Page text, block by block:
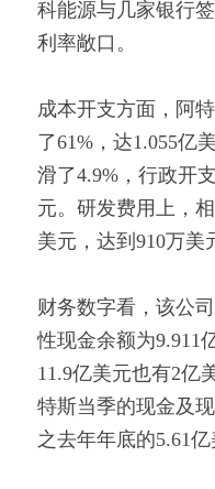
科能源与几家银行
利率敞口。
成本开支方面，阿
了61%，达1.055亿
滑了4.9%，行政开
元。研发费用上，
美元，达到910万美
财务数字看，该公
性现金余额为9.911
11.9亿美元也有2亿
特斯当季的现金及
之去年年底的5.61亿